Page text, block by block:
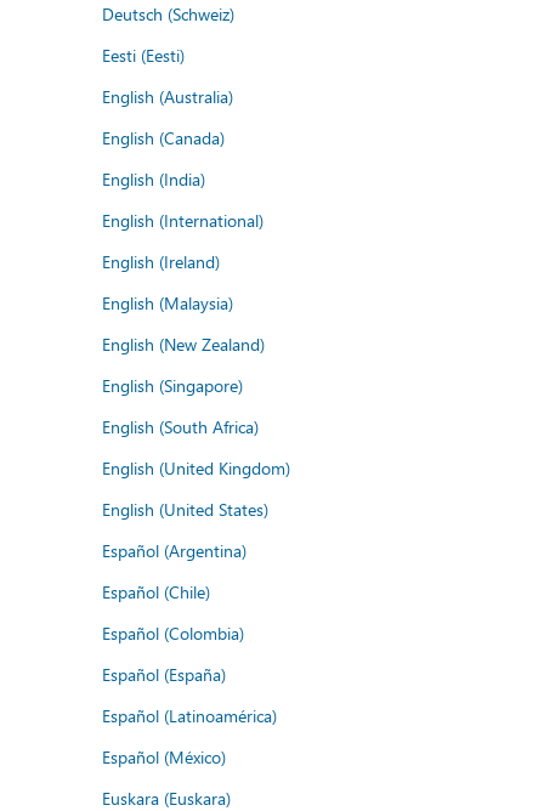
Deutsch (Schweiz)
Eesti (Eesti)
English (Australia)
English (Canada)
English (India)
English (International)
English (Ireland)
English (Malaysia)
English (New Zealand)
English (Singapore)
English (South Africa)
English (United Kingdom)
English (United States)
Español (Argentina)
Español (Chile)
Español (Colombia)
Español (España)
Español (Latinoamérica)
Español (México)
Euskara (Euskara)